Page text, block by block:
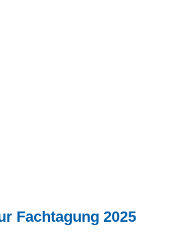
Fachtagung 2025